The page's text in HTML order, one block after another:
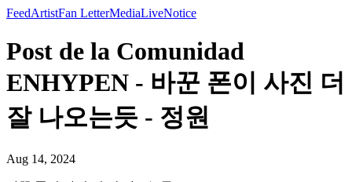
FeedArtistFan LetterMediaLiveNotice
Post de la Comunidad
ENHYPEN - 바꾼 폰이 사진 더
잘 나오는듯 - 정원
Aug 14, 2024